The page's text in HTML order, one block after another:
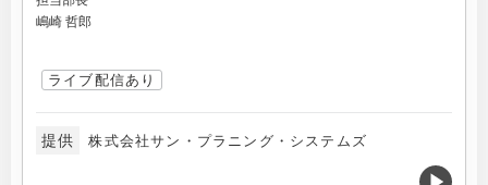
嶋崎 哲郎
ライブ配信あり
提供 株式会社サン・プラニング・システムズ